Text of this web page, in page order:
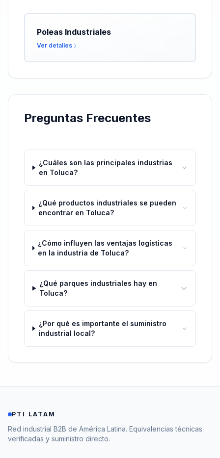
Poleas Industriales
Ver detalles
Preguntas Frecuentes
¿Cuáles son las principales industrias
en Toluca?
¿Qué productos industriales se pueden
encontrar en Toluca?
¿Cómo influyen las ventajas logísticas
en la industria de Toluca?
¿Qué parques industriales hay en
Toluca?
¿Por qué es importante el suministro
industrial local?
PTI LATAM
Red industrial B2B de América Latina. Equivalencias técnicas
verificadas y suministro directo.